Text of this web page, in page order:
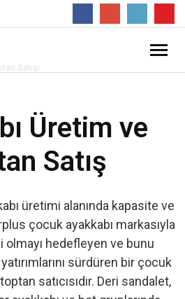
Satışı
Üretim ve
Satış
üretimi alanında kapasite ve
çocuk ayakkabı markasıyla
olmayı hedefleyen ve bunu
sürdüren bir çocuk
satıcısıdır. Deri sandalet,